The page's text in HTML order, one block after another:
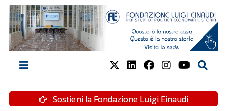
Sostieni la Fondazione Luigi Einaudi